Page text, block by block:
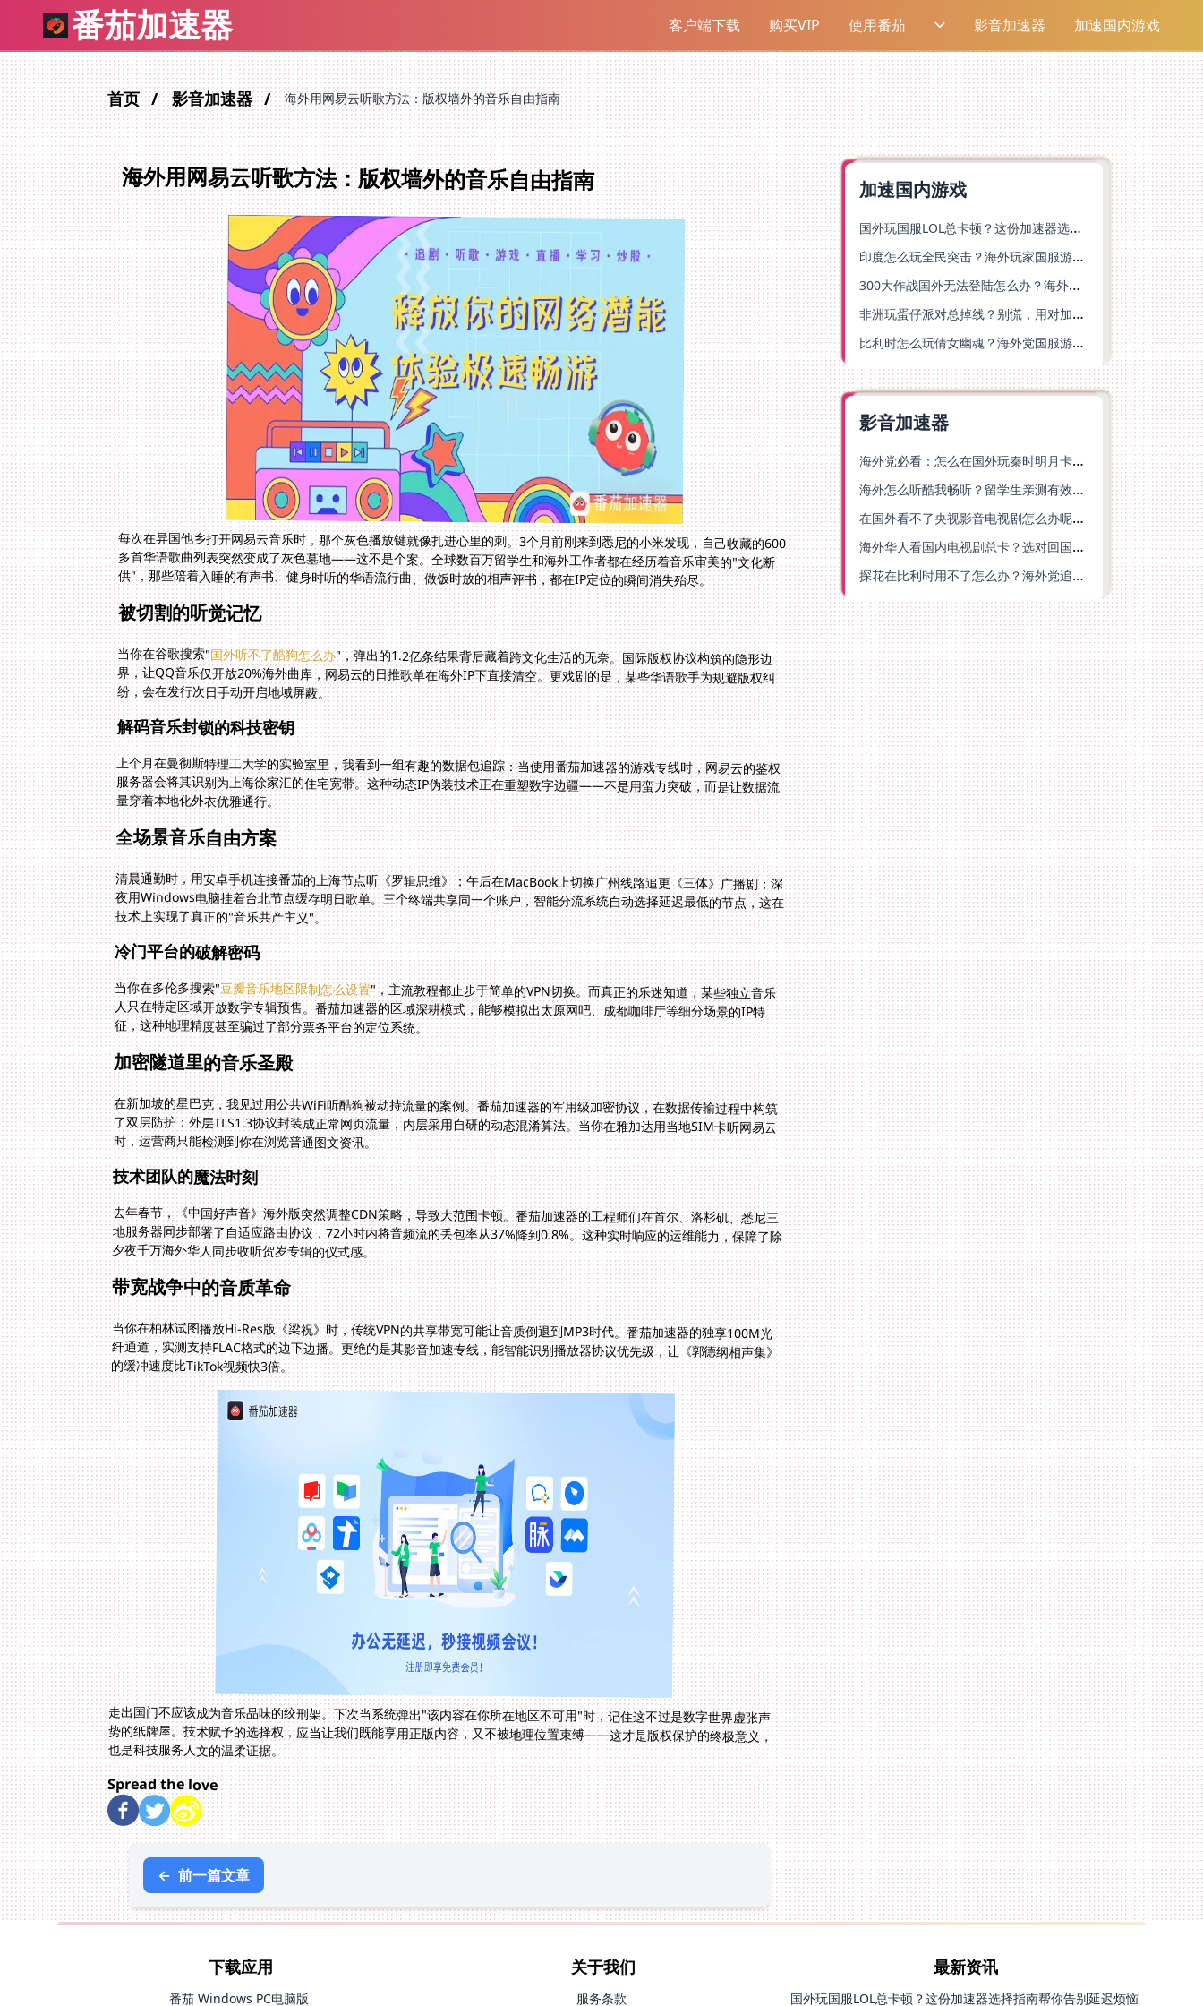
番茄加速器 客户端下载 购买VIP 使用番茄 影音加速器 加速国内游戏
首页 影音加速器 海外用网易云听歌方法：版权墙外的音乐自由指南
海外用网易云听歌方法：版权墙外的音乐自由指南
每次在异国他乡打开网易云音乐时，那个灰色播放键就像扎进心里的刺。3个月前刚来到悉尼的小米发现，自己收藏的600
多首华语歌曲列表突然变成了灰色墓地——这不是个案。全球数百万留学生和海外工作者都在经历着音乐审美的"文化断
供"，那些陪着入睡的有声书、健身时听的华语流行曲、做饭时放的相声评书，都在IP定位的瞬间消失殆尽。
被切割的听觉记忆
当你在谷歌搜索"国外听不了酷狗怎么办"，弹出的1.2亿条结果背后藏着跨文化生活的无奈。国际版权协议构筑的隐形边
界，让QQ音乐仅开放20%海外曲库，网易云的日推歌单在海外IP下直接清空。更戏剧的是，某些华语歌手为规避版权纠
纷，会在发行次日手动开启地域屏蔽。
解码音乐封锁的科技密钥
上个月在曼彻斯特理工大学的实验室里，我看到一组有趣的数据包追踪：当使用番茄加速器的游戏专线时，网易云的鉴权
服务器会将其识别为上海徐家汇的住宅宽带。这种动态IP伪装技术正在重塑数字边疆——不是用蛮力突破，而是让数据流
量穿着本地化外衣优雅通行。
全场景音乐自由方案
清晨通勤时，用安卓手机连接番茄的上海节点听《罗辑思维》；午后在MacBook上切换广州线路追更《三体》广播剧；深
夜用Windows电脑挂着台北节点缓存明日歌单。三个终端共享同一个账户，智能分流系统自动选择延迟最低的节点，这在
技术上实现了真正的"音乐共产主义"。
冷门平台的破解密码
当你在多伦多搜索"豆瓣音乐地区限制怎么设置"，主流教程都止步于简单的VPN切换。而真正的乐迷知道，某些独立音乐
人只在特定区域开放数字专辑预售。番茄加速器的区域深耕模式，能够模拟出太原网吧、成都咖啡厅等细分场景的IP特
征，这种地理精度甚至骗过了部分票务平台的定位系统。
加密隧道里的音乐圣殿
在新加坡的星巴克，我见过用公共WiFi听酷狗被劫持流量的案例。番茄加速器的军用级加密协议，在数据传输过程中构筑
了双层防护：外层TLS1.3协议封装成正常网页流量，内层采用自研的动态混淆算法。当你在雅加达用当地SIM卡听网易云
时，运营商只能检测到你在浏览普通图文资讯。
技术团队的魔法时刻
去年春节，《中国好声音》海外版突然调整CDN策略，导致大范围卡顿。番茄加速器的工程师们在首尔、洛杉矶、悉尼三
地服务器同步部署了自适应路由协议，72小时内将音频流的丢包率从37%降到0.8%。这种实时响应的运维能力，保障了除
夕夜千万海外华人同步收听贺岁专辑的仪式感。
带宽战争中的音质革命
当你在柏林试图播放Hi-Res版《梁祝》时，传统VPN的共享带宽可能让音质倒退到MP3时代。番茄加速器的独享100M光
纤通道，实测支持FLAC格式的边下边播。更绝的是其影音加速专线，能智能识别播放器协议优先级，让《郭德纲相声集》
的缓冲速度比TikTok视频快3倍。
走出国门不应该成为音乐品味的绞刑架。下次当系统弹出"该内容在你所在地区不可用"时，记住这不过是数字世界虚张声
势的纸牌屋。技术赋予的选择权，应当让我们既能享用正版内容，又不被地理位置束缚——这才是版权保护的终极意义，
也是科技服务人文的温柔证据。
Spread the love
← 前一篇文章
加速国内游戏
国外玩国服LOL总卡顿？这份加速器选择指南帮你告别延迟烦恼
印度怎么玩全民突击？海外玩家国服游戏加速器终极指南（附原神延迟优化+精灵之境加速器选择）
300大作战国外无法登陆怎么办？海外玩家国服畅玩终极指南（附实测推荐）
非洲玩蛋仔派对总掉线？别慌，用对加速器就能丝滑开跑！
比利时怎么玩倩女幽魂？海外党国服游戏加速避坑指南（附实测推荐）
影音加速器
海外党必看：怎么在国外玩秦时明月卡牌版？附豆瓣EZCast地区限制破解法
海外怎么听酷我畅听？留学生亲测有效的华语内容解锁指南
在国外看不了央视影音电视剧怎么办呢？海外党亲测有效的回国加速方案
海外华人看国内电视剧总卡？选对回国加速器，还能解决菲律宾打不开反诈中心的问题
探花在比利时用不了怎么办？海外党追剧办事全攻略，选对加速器就够了
下载应用
番茄 Windows PC电脑版
关于我们
服务条款
最新资讯
国外玩国服LOL总卡顿？这份加速器选择指南帮你告别延迟烦恼